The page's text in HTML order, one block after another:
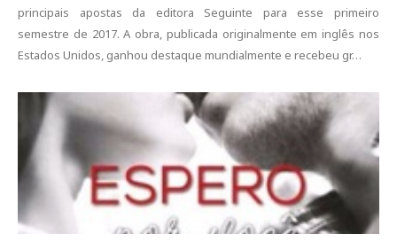
principais apostas da editora Seguinte para esse primeiro
semestre de 2017. A obra, publicada originalmente em inglês nos
Estados Unidos, ganhou destaque mundialmente e recebeu gr…